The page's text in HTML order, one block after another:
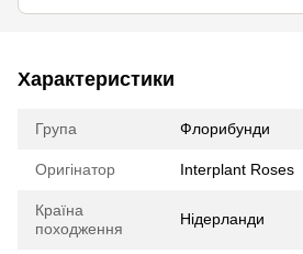
Характеристики
Група Флорибунди
Оригінатор Interplant Roses
Країна
походження
Нідерланди